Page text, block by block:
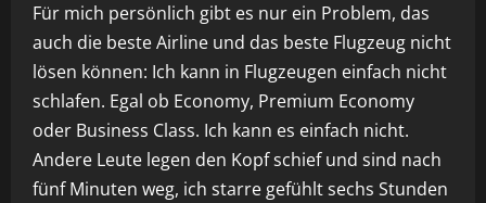
Für mich persönlich gibt es nur ein Problem, das
auch die beste Airline und das beste Flugzeug nicht
lösen können: Ich kann in Flugzeugen einfach nicht
schlafen. Egal ob Economy, Premium Economy
oder Business Class. Ich kann es einfach nicht.
Andere Leute legen den Kopf schief und sind nach
fünf Minuten weg, ich starre gefühlt sechs Stunden